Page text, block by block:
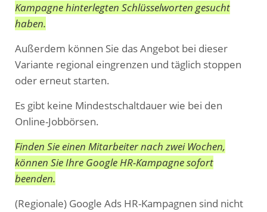
Kampagne hinterlegten Schlüsselworten gesucht
haben.
Außerdem können Sie das Angebot bei dieser
Variante regional eingrenzen und täglich stoppen
oder erneut starten.
Es gibt keine Mindestschaltdauer wie bei den
Online-Jobbörsen.
Finden Sie einen Mitarbeiter nach zwei Wochen,
können Sie Ihre Google HR-Kampagne sofort
beenden.
(Regionale) Google Ads HR-Kampagnen sind nicht